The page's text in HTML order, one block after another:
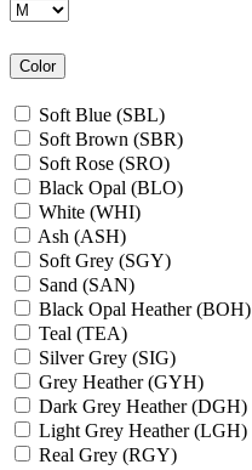
Color
Soft Blue (SBL)
Soft Brown (SBR)
Soft Rose (SRO)
Black Opal (BLO)
White (WHI)
Ash (ASH)
Soft Grey (SGY)
Sand (SAN)
Black Opal Heather (BOH)
Teal (TEA)
Silver Grey (SIG)
Grey Heather (GYH)
Dark Grey Heather (DGH)
Light Grey Heather (LGH)
Real Grey (RGY)